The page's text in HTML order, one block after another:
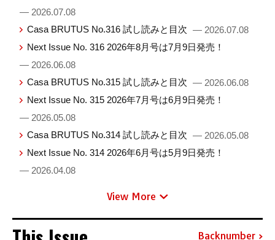
— 2026.07.08
Casa BRUTUS No.316 試し読みと目次 — 2026.07.08
Next Issue No. 316 2026年8月号は7月9日発売！
— 2026.06.08
Casa BRUTUS No.315 試し読みと目次 — 2026.06.08
Next Issue No. 315 2026年7月号は6月9日発売！
— 2026.05.08
Casa BRUTUS No.314 試し読みと目次 — 2026.05.08
Next Issue No. 314 2026年6月号は5月9日発売！
— 2026.04.08
View More
Backnumber